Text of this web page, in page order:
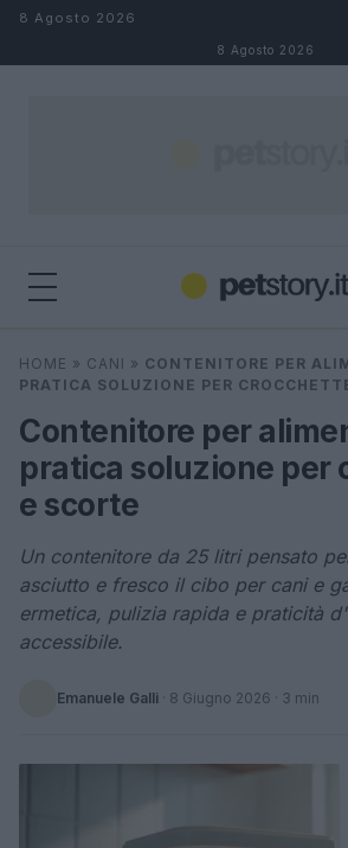
Salta al contenuto
8 Agosto 2026
8 Agosto 2026
Cerca
HOME » CANI » CONTENITORE PER
PRATICA SOLUZIONE PER
Contenitore per
pratica soluzione per
e scorte
Un contenitore da 25 litri pensato
asciutto e fresco il cibo per cani e
ermetica, pulizia rapida e praticità
accessibile.
Emanuele Galli · 8 Giugno 2026 · 3 min